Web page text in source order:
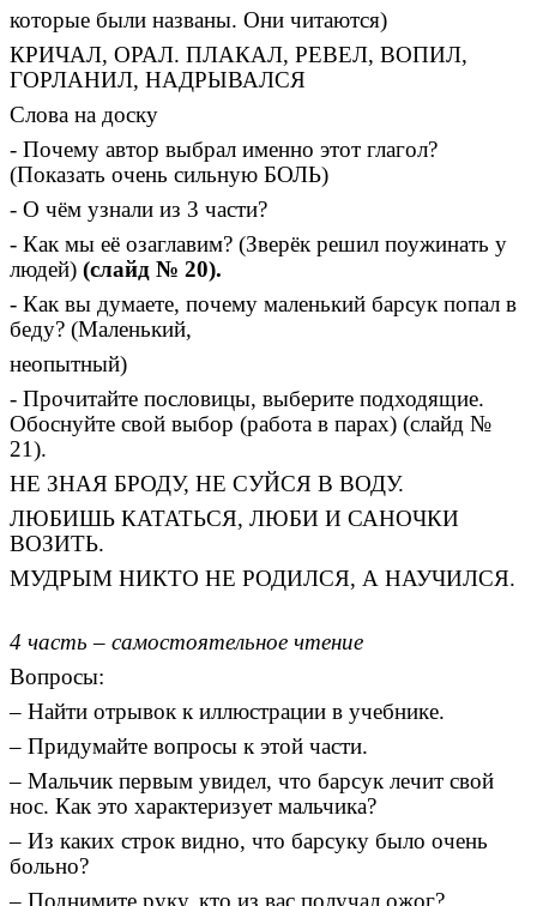
которые были названы. Они читаются)
КРИЧАЛ, ОРАЛ. ПЛАКАЛ, РЕВЕЛ, ВОПИЛ,
ГОРЛАНИЛ, НАДРЫВАЛСЯ
Слова на доску
- Почему автор выбрал именно этот глагол?
(Показать очень сильную БОЛЬ)
- О чём узнали из 3 части?
- Как мы её озаглавим? (Зверёк решил поужинать у
людей) (слайд № 20).
- Как вы думаете, почему маленький барсук попал в
беду? (Маленький,
неопытный)
- Прочитайте пословицы, выберите подходящие.
Обоснуйте свой выбор (работа в парах) (слайд №
21).
НЕ ЗНАЯ БРОДУ, НЕ СУЙСЯ В ВОДУ.
ЛЮБИШЬ КАТАТЬСЯ, ЛЮБИ И САНОЧКИ
ВОЗИТЬ.
МУДРЫМ НИКТО НЕ РОДИЛСЯ, А НАУЧИЛСЯ.
4 часть – самостоятельное чтение
Вопросы:
– Найти отрывок к иллюстрации в учебнике.
– Придумайте вопросы к этой части.
– Мальчик первым увидел, что барсук лечит свой
нос. Как это характеризует мальчика?
– Из каких строк видно, что барсуку было очень
больно?